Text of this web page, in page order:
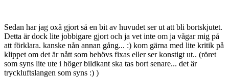
Sedan har jag oxå gjort så en bit av huvudet ser ut att bli bortskjutet.
Detta är dock lite jobbigare gjort och ja vet inte om ja vågar mig på
att förklara. kanske nån annan gång... :) kom gärna med lite kritik på
klippet om det är nått som behövs fixas eller ser konstigt ut.. (röret
som syns lite ute i höger bildkant ska tas bort senare... det är
tryckluftslangen som syns :) )